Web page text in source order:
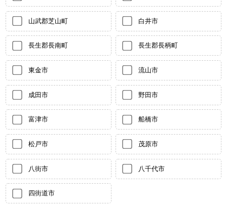
山武郡芝山町 白井市
長生郡長南町 長生郡長柄町
東金市 流山市
成田市 野田市
富津市 船橋市
松戸市 茂原市
八街市 八千代市
四街道市